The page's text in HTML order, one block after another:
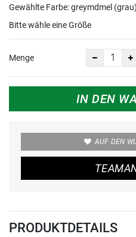
Gewählte Farbe: greymdmel (grau)
Bitte wähle eine Größe
Menge
IN DEN
AUF DEN
PRODUKTDETAILS